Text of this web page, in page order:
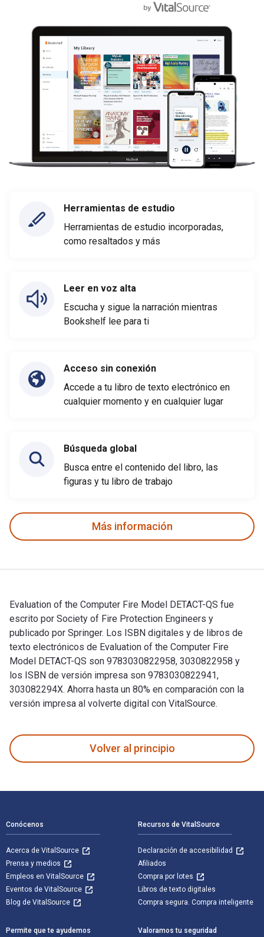
Herramientas de estudio
Herramientas de estudio incorporadas,
como resaltados y más
Leer en voz alta
Escucha y sigue la narración mientras
Bookshelf lee para ti
Acceso sin conexión
Accede a tu libro de texto electrónico en
cualquier momento y en cualquier lugar
Búsqueda global
Busca entre el contenido del libro, las
figuras y tu libro de trabajo
Más información
Evaluation of the Computer Fire Model DETACT-QS fue
escrito por Society of Fire Protection Engineers y
publicado por Springer. Los ISBN digitales y de libros de
texto electrónicos de Evaluation of the Computer Fire
Model DETACT-QS son 9783030822958, 3030822958 y
los ISBN de versión impresa son 9783030822941,
303082294X. Ahorra hasta un 80% en comparación con la
versión impresa al volverte digital con VitalSource.
Volver al principio
Conócenos
Acerca de VitalSource
Prensa y medios
Empleos en VitalSource
Eventos de VitalSource
Blog de VitalSource
Recursos de VitalSource
Declaración de accesibilidad
Afiliados
Compra por lotes
Libros de texto digitales
Compra segura. Compra inteligente
Permite que te ayudemos Valoramos tu seguridad